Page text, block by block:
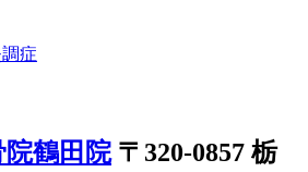
症
〒320-0857 栃